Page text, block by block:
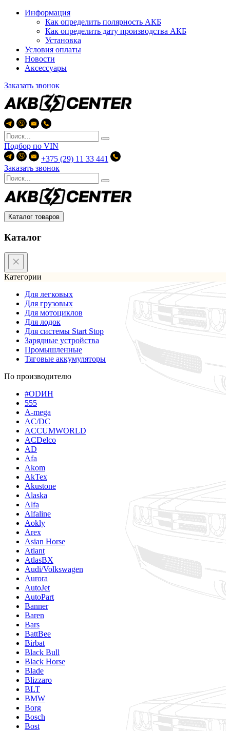
Информация
Как определить полярность АКБ
Как определить дату производства АКБ
Установка
Условия оплаты
Новости
Аксессуары
Заказать звонок
Подбор по VIN
+375 (29) 11 33 441
Заказать звонок
Каталог товаров
Каталог
Категории
Для легковых
Для грузовых
Для мотоциклов
Для лодок
Для системы Start Stop
Зарядные устройства
Промышленные
Тяговые аккумуляторы
По производителю
#ODИН
555
A-mega
AC/DC
ACCUMWORLD
ACDelco
AD
Afa
Akom
AkTex
Akustone
Alaska
Alfa
Alfaline
Aokly
Arex
Asian Horse
Atlant
AtlasBX
Audi/Volkswagen
Aurora
AutoJet
AutoPart
Banner
Baren
Bars
BattBee
Birbat
Black Bull
Black Horse
Blade
Blizzaro
BLT
BMW
Borg
Bosch
Bost